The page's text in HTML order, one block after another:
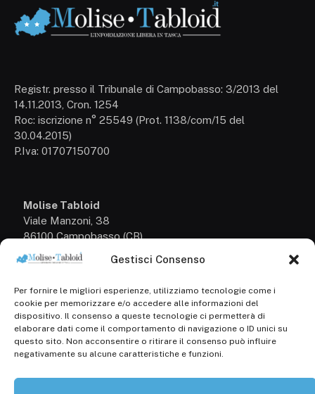
Gestisci Consenso
Per fornire le migliori esperienze, utilizziamo tecnologie come i
cookie per memorizzare e/o accedere alle informazioni del
dispositivo. Il consenso a queste tecnologie ci permetterà di
elaborare dati come il comportamento di navigazione o ID unici su
questo sito. Non acconsentire o ritirare il consenso può influire
negativamente su alcune caratteristiche e funzioni.
Registr. presso il Tribunale di Campobasso: 3/2013 del
14.11.2013, Cron. 1254
Roc: iscrizione n° 25549 (Prot. 1138/com/15 del
30.04.2015)
P.Iva: 01707150700
Molise Tabloid
Viale Manzoni, 38
86100 Campobasso (CB)
+39 3333169466
Scrivici a:
info@molisetabloid.it
commerciale@molisetabloid.it
Disclaimer